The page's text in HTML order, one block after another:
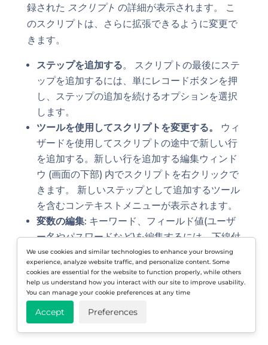
録された スクリプト の詳細が表示されます。 こ
のスクリプトは、さらに拡張できるように変更で
きます。
ステップを追加する。 スクリプトの最後にステ
ップを追加するには、単にレコードボタンを押
し、ステップの追加を続けるオプションを選択
します。
ツールを使用してスクリプトを変更する。
ウィ
ザードを使用してスクリプトの途中で新しい行
を追加する。新しい行を追加する編集ウィンド
ウ (画面の下部) 内でスクリプトを右クリックで
きます。 新しいステップとして追加するツール
を含むコンテキストメニューが表示されます。
変数の編集: キーワード、フィールド値(ユーザ
ー名やパスワードなど)を編集するには、下線付
きのフィールドラベルを左クリックして値を編
集します。
コンテキスト パラメーター。スクリプト メソ
ッドのパラメータをコンテキストに変換できま
す。
We use cookies and similar technologies to enhance your browsing
experience, analyze website traffic, and personalize content. Some
cookies are essential for the website to function properly, while others
help us understand how you interact with our site to improve usability.
You can manage your cookie preferences at any time
Accept Preferences